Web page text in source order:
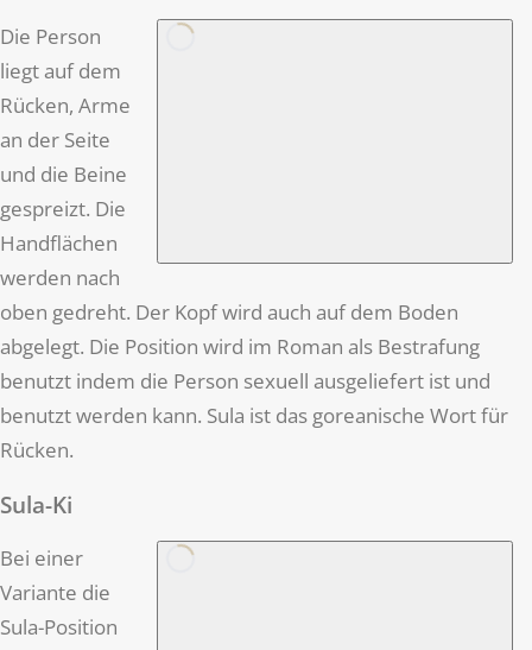
Die Person
liegt auf dem
Rücken, Arme
an der Seite
und die Beine
gespreizt. Die
Handflächen
werden nach
oben gedreht. Der Kopf wird auch auf dem Boden
abgelegt. Die Position wird im Roman als Bestrafung
benutzt indem die Person sexuell ausgeliefert ist und
benutzt werden kann. Sula ist das goreanische Wort für
Rücken.
Sula-Ki
Bei einer
Variante die
Sula-Position